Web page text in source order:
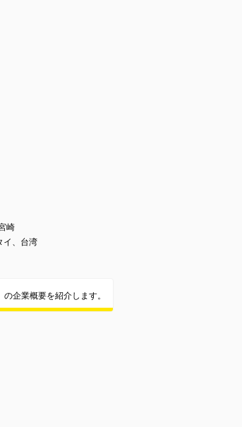
崎
イ、台湾
企業概要を紹介します。